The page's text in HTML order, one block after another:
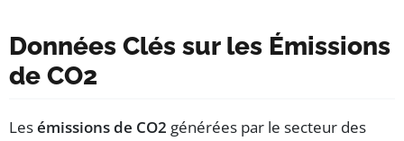
Données Clés sur les Émissions
de CO2
Lesémissions de CO2 générées par le secteur des